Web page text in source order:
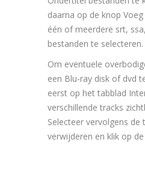
daarna op de knop
één of meerdere srt,
bestanden te selecteren.
Om eventuele
een Blu-ray disk of dvd
eerst op het tabblad
verschillende tracks
Selecteer vervolgens de
verwijderen en klik op